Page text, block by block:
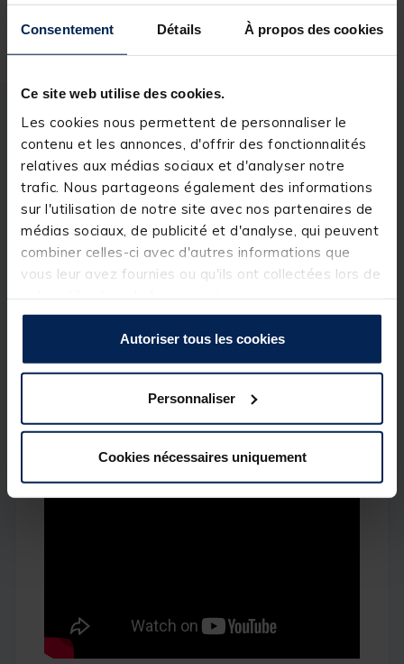
Consentement Détails À propos des cookies
Ce site web utilise des cookies.
Les cookies nous permettent de personnaliser le
contenu et les annonces, d'offrir des fonctionnalités
relatives aux médias sociaux et d'analyser notre
trafic. Nous partageons également des informations
sur l'utilisation de notre site avec nos partenaires de
médias sociaux, de publicité et d'analyse, qui peuvent
combiner celles-ci avec d'autres informations que
vous leur avez fournies ou qu'ils ont collectées lors de
Autoriser tous les cookies
Personnaliser
Cookies nécessaires uniquement
Réserver en ligne et payer en magasin
Description Spécifications
Description & détails
Description
Ce petit leurre de la famille des 'tail spinner' est
parfait pour les prospections rapides dites en
animé en traction, le DERACOUP déclenchera
moins actifs. De part sa densité, le DERACOUP est
les zones profondes. C'est un leurre aussi facile à
animer qu'efficace!